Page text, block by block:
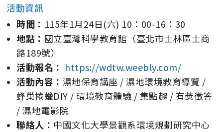
活動資訊
時間： 115年1月24日(六) 10：00-16：30
地點： 國立臺灣科學教育館（臺北市士林區士商
路189號）
活動報名： https://wdtw.weebly.com/
活動內容： 濕地保育講座 / 濕地環境教育導覽 /
蜂巢捲蠟DIY / 環境教育體驗 / 集點趣 / 有獎徵答
/ 濕地電影院
聯絡人： 中國文化大學景觀系環境規劃研究中心